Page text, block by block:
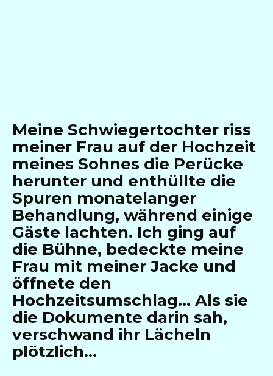
Meine Schwiegertochter riss
meiner Frau auf der Hochzeit
meines Sohnes die Perücke
herunter und enthüllte die
Spuren monatelanger
Behandlung, während einige
Gäste lachten. Ich ging auf
die Bühne, bedeckte meine
Frau mit meiner Jacke und
öffnete den
Hochzeitsumschlag… Als sie
die Dokumente darin sah,
verschwand ihr Lächeln
plötzlich…